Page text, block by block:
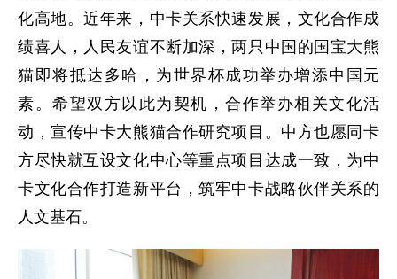
化高地。近年来，中卡关系快速发展，文化合作成
绩喜人，人民友谊不断加深，两只中国的国宝大熊
猫即将抵达多哈，为世界杯成功举办增添中国元
素。希望双方以此为契机，合作举办相关文化活
动，宣传中卡大熊猫合作研究项目。中方也愿同卡
方尽快就互设文化中心等重点项目达成一致，为中
卡文化合作打造新平台，筑牢中卡战略伙伴关系的
人文基石。